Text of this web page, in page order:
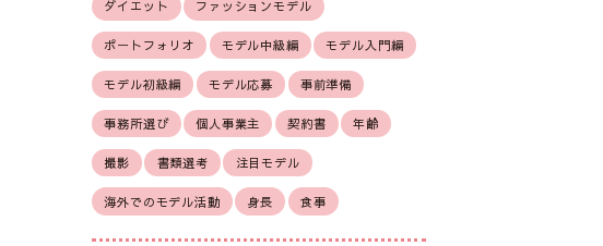
ダイエット ファッションモデル
ポートフォリオ モデル中級編 モデル入門編
モデル初級編 モデル応募 事前準備
事務所選び 個人事業主 契約書 年齢
撮影 書類選考 注目モデル
海外でのモデル活動 身長 食事